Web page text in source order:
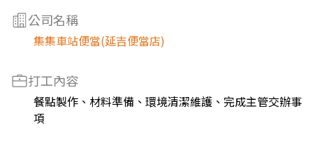
公司名稱
集集車站便當(延吉便當店)
打工內容
餐點製作、材料準備、環境清潔維護、完成主管交辦事
項